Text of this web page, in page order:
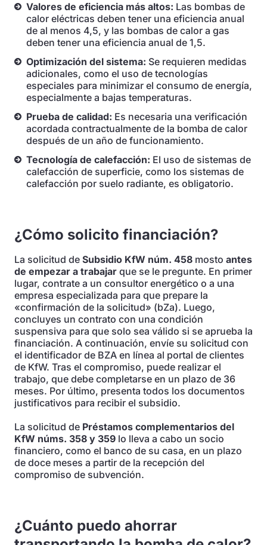
Valores de eficiencia más altos: Las bombas de
calor eléctricas deben tener una eficiencia anual
de al menos 4,5, y las bombas de calor a gas
deben tener una eficiencia anual de 1,5.
Optimización del sistema: Se requieren medidas
adicionales, como el uso de tecnologías
especiales para minimizar el consumo de energía,
especialmente a bajas temperaturas.
Prueba de calidad: Es necesaria una verificación
acordada contractualmente de la bomba de calor
después de un año de funcionamiento.
Tecnología de calefacción: El uso de sistemas de
calefacción de superficie, como los sistemas de
calefacción por suelo radiante, es obligatorio.
¿Cómo solicito financiación?
La solicitud de Subsidio KfW núm. 458 mosto antes
de empezar a trabajar que se le pregunte. En primer
lugar, contrate a un consultor energético o a una
empresa especializada para que prepare la
«confirmación de la solicitud» (bZa). Luego,
concluyes un contrato con una condición
suspensiva para que solo sea válido si se aprueba la
financiación. A continuación, envíe su solicitud con
el identificador de BZA en línea al portal de clientes
de KfW. Tras el compromiso, puede realizar el
trabajo, que debe completarse en un plazo de 36
meses. Por último, presenta todos los documentos
justificativos para recibir el subsidio.
La solicitud de Préstamos complementarios del
KfW núms. 358 y 359 lo lleva a cabo un socio
financiero, como el banco de su casa, en un plazo
de doce meses a partir de la recepción del
compromiso de subvención.
¿Cuánto puedo ahorrar